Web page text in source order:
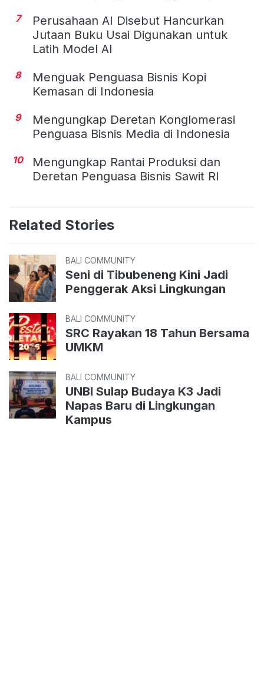
7
Perusahaan AI Disebut Hancurkan
Jutaan Buku Usai Digunakan untuk
Latih Model AI
8
Menguak Penguasa Bisnis Kopi
Kemasan di Indonesia
9
Mengungkap Deretan Konglomerasi
Penguasa Bisnis Media di Indonesia
10
Mengungkap Rantai Produksi dan
Deretan Penguasa Bisnis Sawit RI
Related Stories
BALI COMMUNITY
Seni di Tibubeneng Kini Jadi
Penggerak Aksi Lingkungan
BALI COMMUNITY
SRC Rayakan 18 Tahun Bersama
UMKM
BALI COMMUNITY
UNBI Sulap Budaya K3 Jadi
Napas Baru di Lingkungan
Kampus